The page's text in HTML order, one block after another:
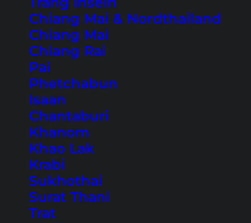
Chiang Mai & Nordthailand
Chiang Mai
Chiang Rai
Pai
Phetchabun
Isaan
Chantaburi
Khanom
Khao Lak
Krabi
Sukhothai
Surat Thani
Trat
die schönsten
Sehenswürdigkeiten